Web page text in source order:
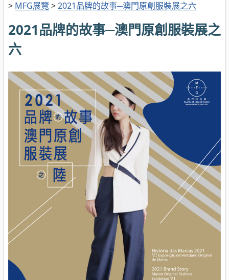
> MFG展覽>2021品牌的故事─澳門原創服裝展之六
2021品牌的故事─澳門原創服裝展之
六